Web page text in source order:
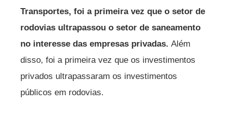
Transportes, foi a primeira vez que o setor de
rodovias ultrapassou o setor de saneamento
no interesse das empresas privadas. Além
disso, foi a primeira vez que os investimentos
privados ultrapassaram os investimentos
públicos em rodovias.